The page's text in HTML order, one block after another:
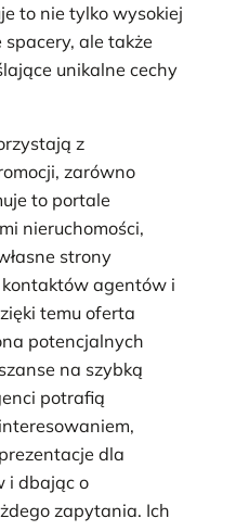
to nie tylko wysokiej
ale także
unikalne cechy
z
zarówno
to portale
nieruchomości,
strony
agentów i
temu oferta
potencjalnych
na szybką
potrafią
dla
i dbając o
zapytania. Ich